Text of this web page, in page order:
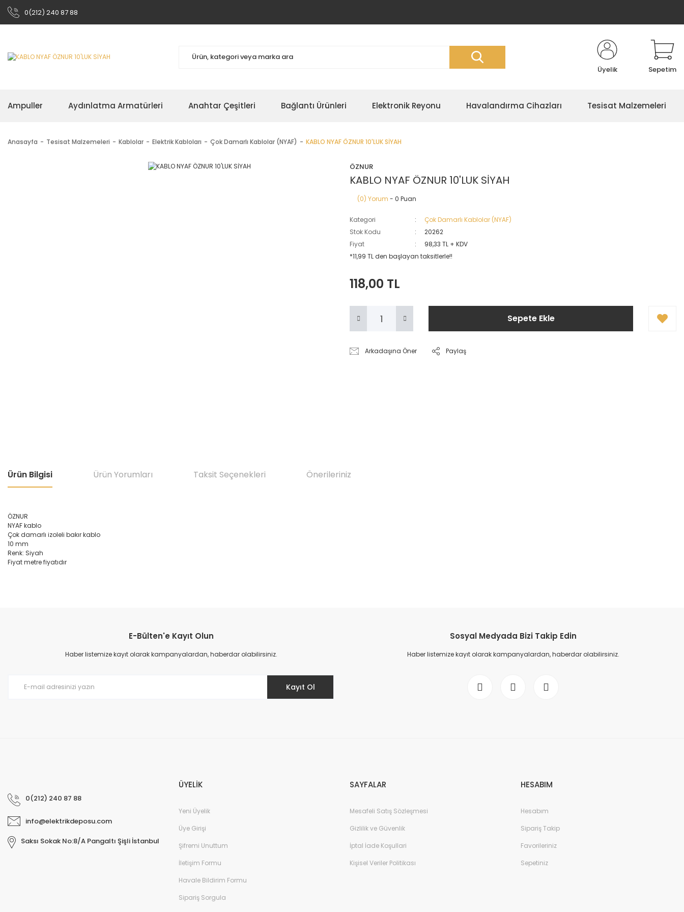
0(212) 240 87 88
Üyelik Sepetim
Ampuller Aydınlatma Armatürleri Anahtar Çeşitleri Bağlantı Ürünleri Elektronik Reyonu Havalandırma Cihazları Tesisat Malzemeleri
Anasayfa Tesisat Malzemeleri Kablolar Elektrik Kabloları Çok Damarlı Kablolar (NYAF) KABLO NYAF ÖZNUR 10'LUK SİYAH
ÖZNUR
KABLO NYAF ÖZNUR 10'LUK SİYAH
(0) Yorum - 0 Puan
Kategori
Çok Damarlı Kablolar (NYAF)
Stok Kodu
20262
Fiyat
98,33 TL + KDV
*11,99 TL den başlayan taksitlerle!!
118,00 TL
Sepete Ekle
Arkadaşına Öner Paylaş
Ürün Bilgisi Ürün Yorumları Taksit Seçenekleri Önerileriniz
ÖZNUR
NYAF kablo
Çok damarlı izoleli bakır kablo
10 mm
Renk: Siyah
Fiyat metre fiyatıdır
Ürün resmi kalitesiz, bozuk veya görüntülenemiyor.
Ürün açıklamasında eksik bilgiler bulunuyor.
E-Bülten'e Kayıt Olun
Haber listemize kayıt olarak kampanyalardan, haberdar olabilirsiniz.
Kayıt Ol
Sosyal Medyada Bizi Takip Edin
Haber listemize kayıt olarak kampanyalardan, haberdar olabilirsiniz.
0(212) 240 87 88
info@elektrikdeposu.com
Saksı Sokak No:8/A Pangaltı Şişli İstanbul
ÜYELİK
Yeni Üyelik
Üye Girişi
Şifremi Unuttum
İletişim Formu
Havale Bildirim Formu
Sipariş Sorgula
SAYFALAR
Mesafeli Satış Sözleşmesi
Gizlilik ve Güvenlik
İptal İade Koşullari
Kişisel Veriler Politikası
HESABIM
Hesabım
Sipariş Takip
Favorileriniz
Sepetiniz